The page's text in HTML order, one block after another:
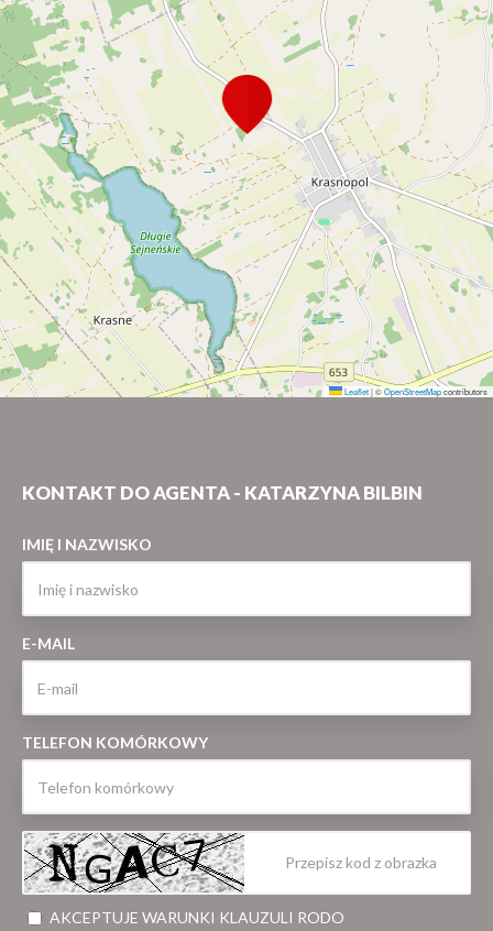
Leaflet|©OpenStreetMapcontributors
KONTAKT DO AGENTA - KATARZYNA BILBIN
IMIĘ I NAZWISKO
E-MAIL
TELEFON KOMÓRKOWY
AKCEPTUJE WARUNKI KLAUZULI RODO